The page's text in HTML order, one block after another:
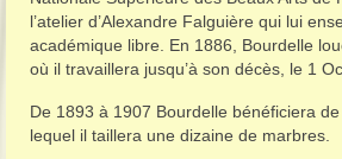
l’atelier d’Alexandre Falguière qui lui
académique libre. En 1886, Bourdelle
où il travaillera jusqu’à son décès, le 1
De 1893 à 1907 Bourdelle bénéficiera
lequel il taillera une dizaine de marbres.